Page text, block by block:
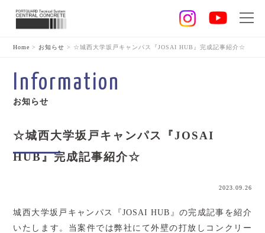
Home > お知らせ > ☆城西大学坂戸キャンパス『JOSAI HUB』完成記事紹介☆
Information
お知らせ
☆城西大学坂戸キャンパス『JOSAI
HUB』完成記事紹介☆
2023.09.26
城西大学坂戸キャンパス『JOSAI HUB』の完成記事を紹介
いたします。当案件では弊社にて外壁の打放しコンクリー